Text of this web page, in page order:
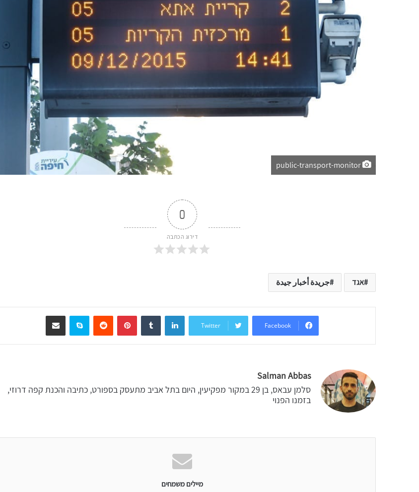
0
דירוג הכתבה
אגד جريدة أخبار جيدة
Facebook
Twitter
LinkedIn
Tumblr
Pinterest
Reddit
Skypeשיתוף דרך המייל
Salman Abbas
סלמן עבאס, בן 29 במקור מפקיעין, היום בתל אביב מתעסק בספורט, כתיבה והכנת קפה דרוזי,
בזמנו הפנוי
מיילים משמחים